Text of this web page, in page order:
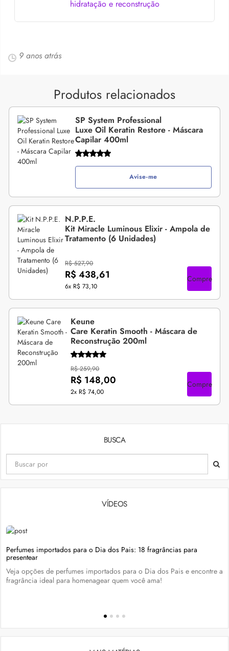
hidratação e reconstrução
9 anos atrás
Produtos relacionados
SP System Professional
Luxe Oil Keratin Restore - Máscara
Capilar 400ml
Avise-me
N.P.P.E.
Kit Miracle Luminous Elixir - Ampola de
Tratamento (6 Unidades)
R$ 527,90
R$ 438,61
6x R$ 73,10
Compre
Keune
Care Keratin Smooth - Máscara de
Reconstrução 200ml
R$ 259,90
R$ 148,00
2x R$ 74,00
Compre
BUSCA
VÍDEOS
Perfumes importados para o Dia dos Pais: 18 fragrâncias para
presentear
Veja opções de perfumes importados para o Dia dos Pais e encontre a
fragrância ideal para homenagear quem você ama!